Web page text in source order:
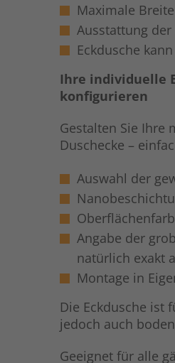
Maximale
Ausstattung
Eckdusche
Ihre individuelle
konfigurieren
Gestalten Sie Ihre
Duschecke –
Auswahl der
Angabe der
natürlich exakt
Montage in
Die Eckdusche ist
jedoch auch
Geeignet für alle